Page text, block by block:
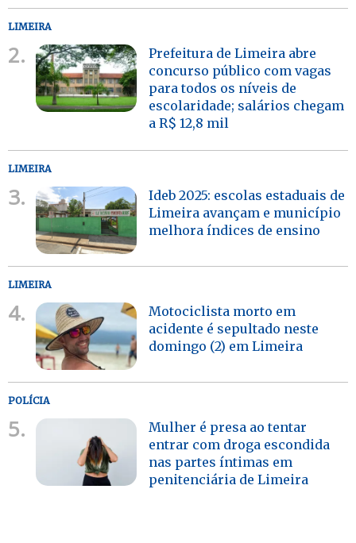
LIMEIRA
2.
Prefeitura de Limeira abre
concurso público com vagas
para todos os níveis de
escolaridade; salários chegam
a R$ 12,8 mil
LIMEIRA
3.
Ideb 2025: escolas estaduais de
Limeira avançam e município
melhora índices de ensino
LIMEIRA
4.
Motociclista morto em
acidente é sepultado neste
domingo (2) em Limeira
POLÍCIA
5.
Mulher é presa ao tentar
entrar com droga escondida
nas partes íntimas em
penitenciária de Limeira